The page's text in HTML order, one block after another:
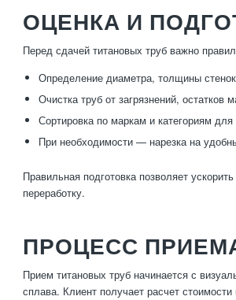
ОЦЕНКА И
Перед сдачей титановых труб важно
Определение диаметра, толщины
Очистка труб от загрязнений, остатков
Сортировка по маркам и категориям для
При необходимости — нарезка на
Правильная подготовка позволяет
переработку.
ПРОЦЕСС
Прием титановых труб начинается с
сплава. Клиент получает расчет